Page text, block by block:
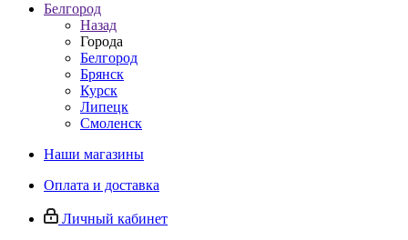
Белгород
Назад
Города
Белгород
Брянск
Курск
Липецк
Смоленск
Наши магазины
Оплата и доставка
Личный кабинет